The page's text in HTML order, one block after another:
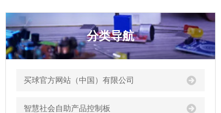
分类导航
买球官方网站（中国）有限公司
智慧社会自助产品控制板